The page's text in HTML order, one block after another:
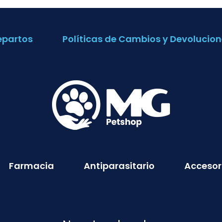
Políticas de Cambios y
Farmacia Antiparasitario